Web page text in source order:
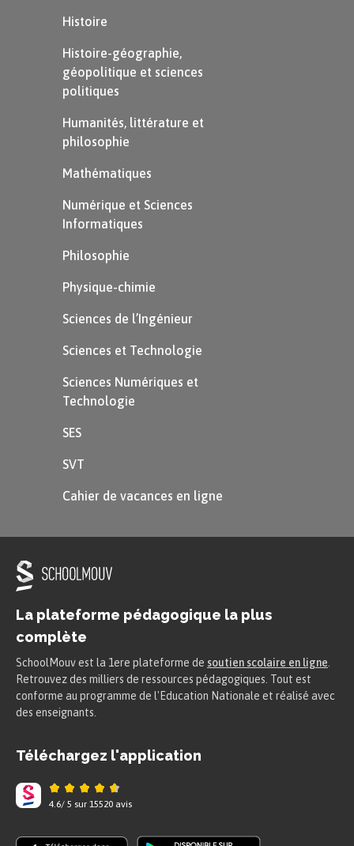
Histoire
Histoire-géographie,
géopolitique et sciences
politiques
Humanités, littérature et
philosophie
Mathématiques
Numérique et Sciences
Informatiques
Philosophie
Physique-chimie
Sciences de l’Ingénieur
Sciences et Technologie
Sciences Numériques et
Technologie
SES
SVT
Cahier de vacances en ligne
La plateforme pédagogique la plus
complète
SchoolMouv est la 1ere plateforme de soutien scolaire en ligne
Retrouvez des milliers de ressources pédagogiques. Tout est
conforme au programme de l'Education Nationale et réalisé avec
des enseignants.
Téléchargez l'application
4.6/ 5 sur 15520 avis